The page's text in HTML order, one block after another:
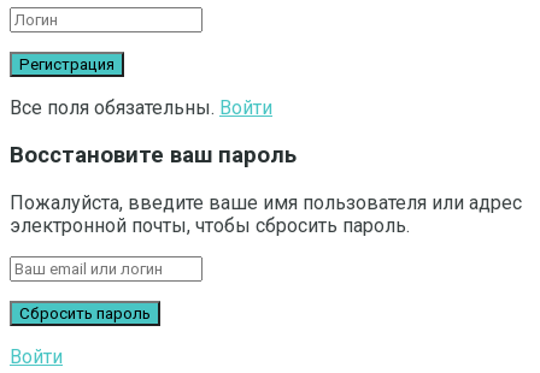
Все поля обязательны. Войти
Восстановите ваш пароль
Пожалуйста, введите ваше имя пользователя или адрес
электронной почты, чтобы сбросить пароль.
Войти